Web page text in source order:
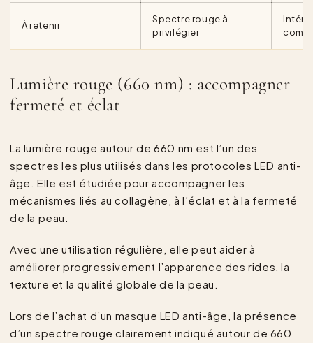
À retenir
Spectre rouge à
privilégier
Lumière rouge (660 nm) : accompagner
fermeté et éclat
La lumière rouge autour de 660 nm est l’un des
spectres les plus utilisés dans les protocoles LED anti-
âge. Elle est étudiée pour accompagner les
mécanismes liés au collagène, à l’éclat et à la fermeté
de la peau.
Avec une utilisation régulière, elle peut aider à
améliorer progressivement l’apparence des rides, la
texture et la qualité globale de la peau.
Lors de l’achat d’un masque LED anti-âge, la présence
d’un spectre rouge clairement indiqué autour de 660